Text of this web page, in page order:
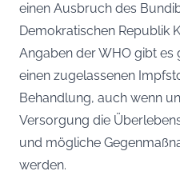
einen Ausbruch des
Demokratischen Republik
Angaben der WHO gibt es
einen zugelassenen
Behandlung, auch wenn
Versorgung die
und mögliche
werden.